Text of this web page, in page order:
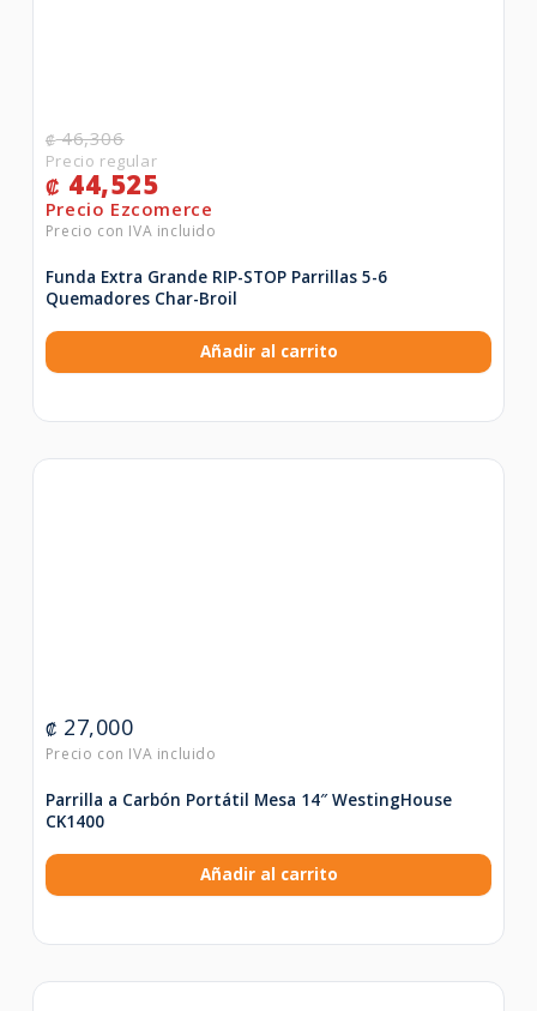
₡46,306
₡ 44,525
Funda Extra Grande RIP-STOP Parrillas 5-6
Quemadores Char-Broil
Añadir al carrito
₡ 27,000
Parrilla a Carbón Portátil Mesa 14″ WestingHouse
CK1400
Añadir al carrito